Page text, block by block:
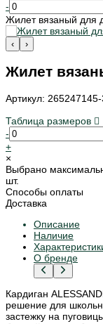
-
Жилет вязаный для
‹ ›
Жилет
Артикул:
Таблица размеров
-
+
×
Выбрано
шт.
Способы оплаты
Доставка
Описание
Наличие
О бренде
Кардиган
решение для
застежку на